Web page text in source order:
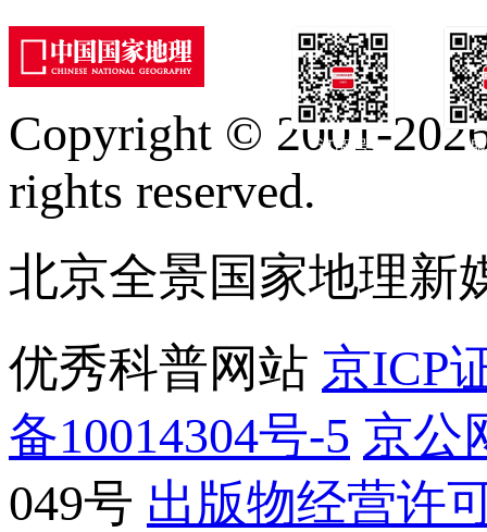
订阅号
Copyright © 2001-
rights reserved.
北京全景国家地理新
优秀科普网站 京ICP
备10014304号-5 京公
049号 出版物经营许